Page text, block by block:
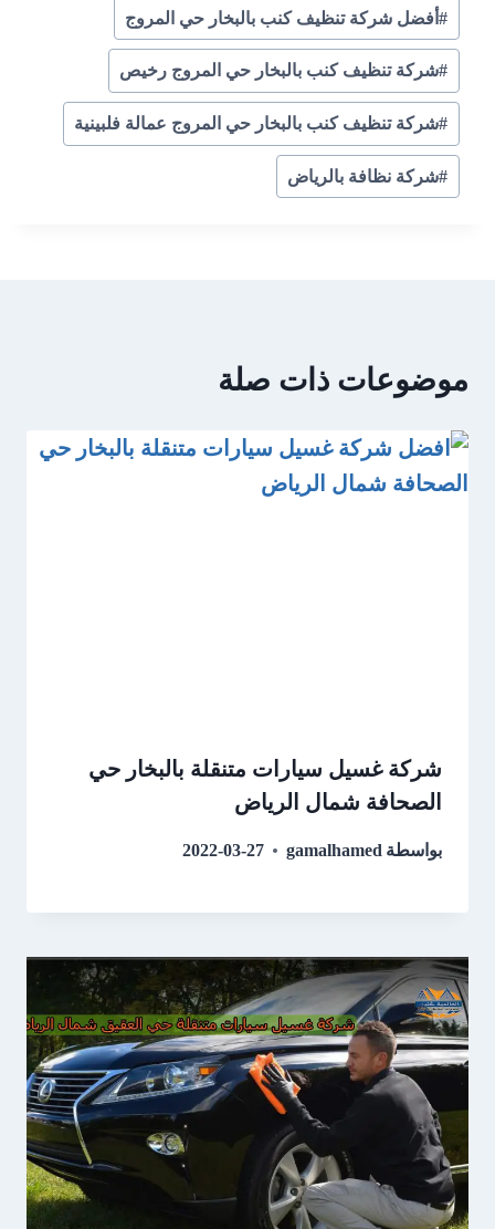
#أفضل شركة تنظيف كنب بالبخار حي المروج
#شركة تنظيف كنب بالبخار حي المروج رخيص
#شركة تنظيف كنب بالبخار حي المروج عمالة فلبينية
#شركة نظافة بالرياض
موضوعات ذات صلة
شركة غسيل سيارات متنقلة بالبخار حي
الصحافة شمال الرياض
بواسطة gamalhamed
2022-03-27